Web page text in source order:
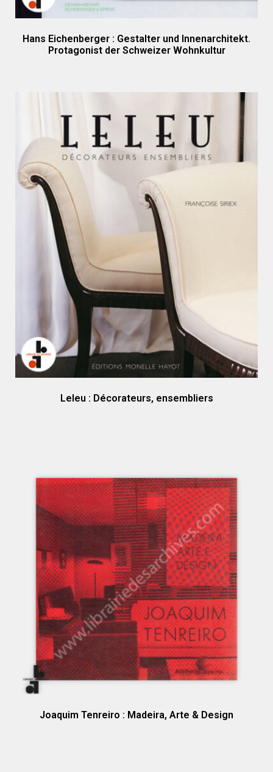
Hans Eichenberger : Gestalter und Innenarchitekt.
Protagonist der Schweizer Wohnkultur
Leleu : Décorateurs, ensembliers
Joaquim Tenreiro : Madeira, Arte & Design